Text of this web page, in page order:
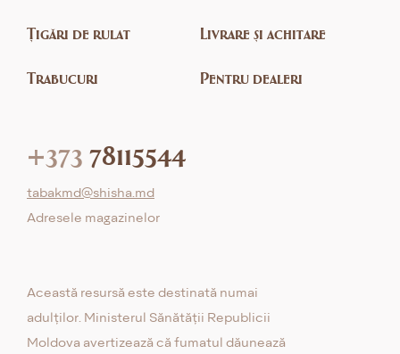
Țigări de rulat
Trabucuri
Livrare și achitare
Pentru dealeri
+373 78115544
tabakmd@shisha.md
Adresele magazinelor
Această resursă este destinată numai
adulților. Ministerul Sănătății Republicii
Moldova avertizează că fumatul dăunează